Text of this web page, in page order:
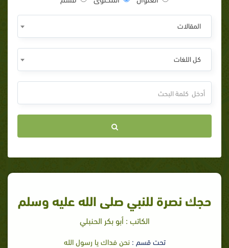
المقالات
كل اللغات
حجك نصرة للنبي صلى الله عليه وسلم
الكاتب : أبو بكر الحنبلي
تحت قسم : نحن فداك يا رسول الله